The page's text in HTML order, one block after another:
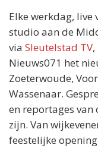
Elke werkdag, live
studio aan de
via Sleutelstad TV
Nieuws071 het
Zoeterwoude,
Wassenaar.
en reportages van
zijn. Van
feestelijke